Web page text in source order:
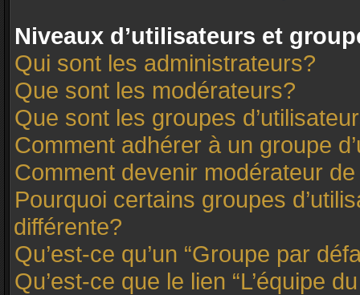
Niveaux d’utilisateurs et
Qui sont les administrateurs?
Que sont les modérateurs?
Que sont les groupes
Comment adhérer à un groupe
Comment devenir modérateur
Pourquoi certains groupes
différente?
Qu’est-ce qu’un “Groupe par
Qu’est-ce que le lien “L’équipe